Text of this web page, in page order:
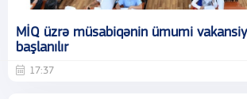
MİQ üzrə müsabiqənin ümumi
başlanılır
17:37